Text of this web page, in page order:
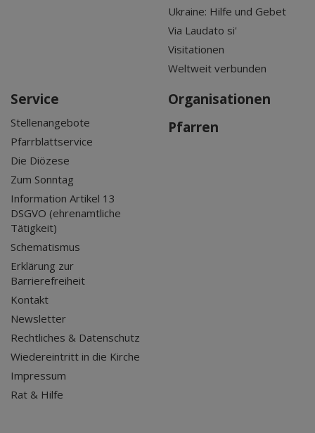
Ukraine: Hilfe und Gebet
Via Laudato si'
Visitationen
Weltweit verbunden
Service
Stellenangebote
Pfarrblattservice
Die Diözese
Zum Sonntag
Information Artikel 13
DSGVO (ehrenamtliche
Tätigkeit)
Schematismus
Erklärung zur
Barrierefreiheit
Kontakt
Newsletter
Rechtliches & Datenschutz
Wiedereintritt in die Kirche
Impressum
Rat & Hilfe
Organisationen
Pfarren